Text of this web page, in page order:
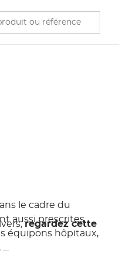
le cadre du
aussi prescrites
équipons hôpitaux,
regardez cette